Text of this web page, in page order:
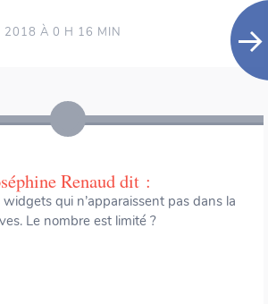
2018 À 0 H 16 MIN
Renauddit :
qui n’apparaissent pas dans la
Le nombre est limité ?